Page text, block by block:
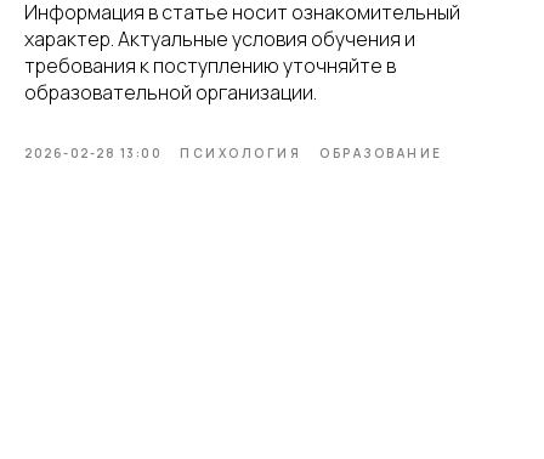
Информация в статье носит ознакомительный
характер. Актуальные условия обучения и
требования к поступлению уточняйте в
образовательной организации.
2026-02-28 13:00 ПСИХОЛОГИЯ ОБРАЗОВАНИЕ